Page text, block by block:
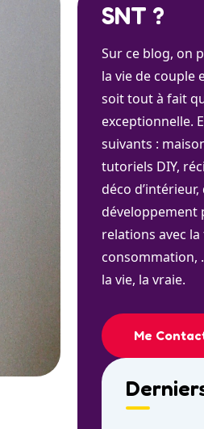
SNT ?
Sur ce blog, on
la vie de couple
soit tout à fait
exceptionnelle.
suivants :
tutoriels DIY,
déco
développement
relations avec
consommation,
la vie, la vraie.
Me